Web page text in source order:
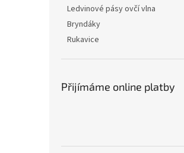
Ledvinové pásy ovčí vlna
Bryndáky
Rukavice
Přijímáme online platby